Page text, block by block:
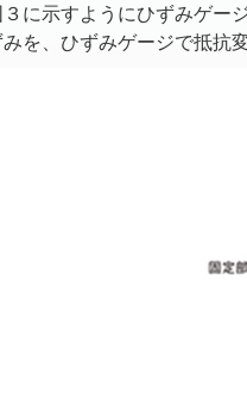
に示すようにひずみゲー
を、ひずみゲージで抵抗